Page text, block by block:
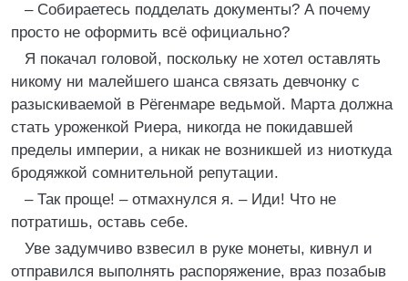
– Собираетесь подделать документы? А почему
просто не оформить всё официально?
Я покачал головой, поскольку не хотел оставлять
никому ни малейшего шанса связать девчонку с
разыскиваемой в Рёгенмаре ведьмой. Марта должна
стать уроженкой Риера, никогда не покидавшей
пределы империи, а никак не возникшей из ниоткуда
бродяжкой сомнительной репутации.
– Так проще! – отмахнулся я. – Иди! Что не
потратишь, оставь себе.
Уве задумчиво взвесил в руке монеты, кивнул и
отправился выполнять распоряжение, враз позабыв